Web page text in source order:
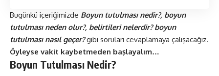
Bugünkü içeriğimizde Boyun tutulması nedir?, boyun
tutulması neden olur?, belirtileri nelerdir? boyun
tutulması nasıl geçer?gibi soruları cevaplamaya çalışacağız.
Öyleyse vakit kaybetmeden başlayalım…
Boyun Tutulması Nedir?